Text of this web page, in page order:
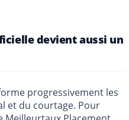
devient aussi un
progressivement les
et du courtage. Pour